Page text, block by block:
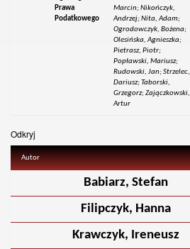
Prawa
Podatkowego
Marcin; Nikończyk,
Andrzej; Nita, Adam;
Ogrodowczyk, Bożena;
Olesińska, Agnieszka;
Pietrasz, Piotr;
Popławski, Mariusz;
Rudowski, Jan; Strzelec,
Dariusz; Taborski,
Grzegorz; Zajączkowski,
Artur
Odkryj
Autor
Babiarz, Stefan
Filipczyk, Hanna
Krawczyk, Ireneusz